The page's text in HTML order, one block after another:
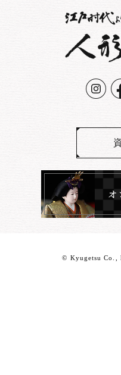
© Kyugetsu Co.,